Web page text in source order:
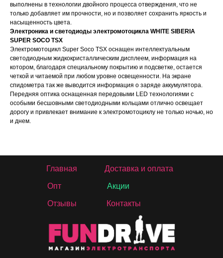
выполнены в технологии двойного процесса отверждения, что не
только добавляет им прочности, но и позволяет сохранить яркость и
насыщенность цвета.
Электроника и светодиоды электромотоцикла WHITE SIBERIA
SUPER SOCO TSX
Электромотоцикл Super Soco TSX оснащен интеллектуальным
светодиодным жидкокристаллическим дисплеем, информация на
котором, благодаря специальному покрытию и подсветке, остается
четкой и читаемой при любом уровне освещенности. На экране
спидометра так же выводится информация о заряде аккумулятора.
Передняя оптика оснащенная передовыми LED технологиями с
особыми бесшовными светодиодными кольцами отлично освещает
дорогу и привлекает внимание к электромотоциклу не только ночью, но
и днем.
Главная Доставка и оплата
Опт
Отзывы
Акции
Контакты